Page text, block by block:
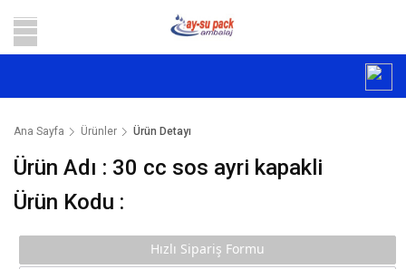
Ana Sayfa Ürünler Ürün Detayı
Ürün Adı : 30 cc sos ayri kapakli
Ürün Kodu :
Hızlı Sipariş Formu